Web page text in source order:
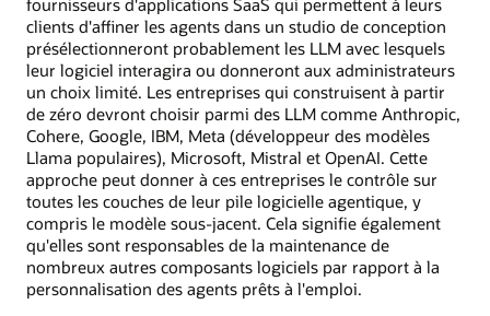
clients d'affiner les agents dans un studio de conception
présélectionneront probablement les LLM avec lesquels
leur logiciel interagira ou donneront aux administrateurs
un choix limité. Les entreprises qui construisent à partir
de zéro devront choisir parmi des LLM comme Anthropic,
Cohere, Google, IBM, Meta (développeur des modèles
Llama populaires), Microsoft, Mistral et OpenAI. Cette
approche peut donner à ces entreprises le contrôle sur
toutes les couches de leur pile logicielle agentique, y
compris le modèle sous-jacent. Cela signifie également
qu'elles sont responsables de la maintenance de
nombreux autres composants logiciels par rapport à la
personnalisation des agents prêts à l'emploi.